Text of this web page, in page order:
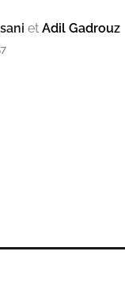
et Adil Gadrouz